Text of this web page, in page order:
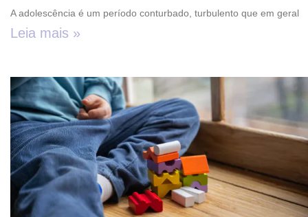
A adolescência é um período conturbado, turbulento que em geral
Leia mais »